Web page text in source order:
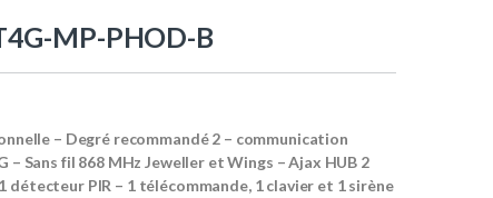
MP-PHOD-B
– Degré recommandé 2 – communication
– Sans fil 868 MHz Jeweller et Wings – Ajax HUB 2
détecteur PIR – 1 télécommande, 1 clavier et 1 sirène